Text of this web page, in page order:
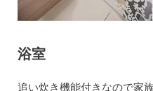
浴室
追い炊き機能付きなので家